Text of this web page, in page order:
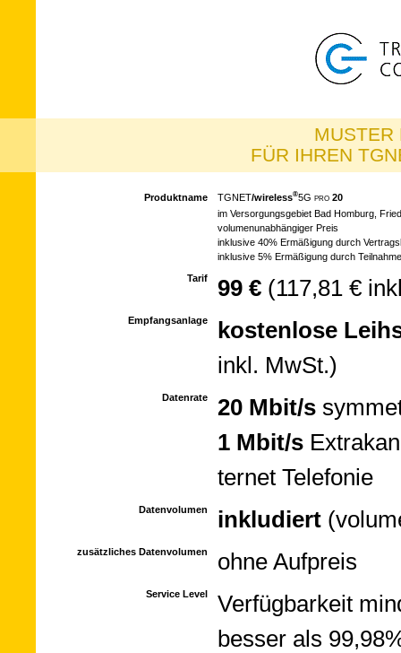
MUSTER
FÜR IHREN
Produktname TGNET­/wire­less®5G PRO 20
im Ver­sor­gungs­ge­biet Bad Homburg,
vo­lu­men­un­ab­hän­gi­ger Preis
inklusive 40% Er­mä­ßi­gung durch
inklusive 5% Er­mäßi­gung durch
Tarif
99 € (117,81 €
Empfangsanlage
kosten­lose
inkl. MwSt.)
Datenrate 20 Mbit/s
1 Mbit/s
ter­net Te­le­fonie
Datenvolumen inkludiert
zusätzliches Datenvolumen ohne Aufpreis
Service Level
Ver­füg­bar­keit
bes­ser als